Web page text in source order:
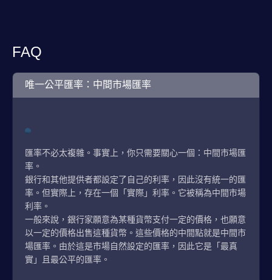
FAQ
唯一公平匯率：中間市場匯率
匯率不必太複雜。事實上，你只需要關心一個：中間市場匯
率。
銀行和其他提供者都設定了自己的利率，因此沒有統一的匯
率。但實際上，存在一個「實際」利率。它被稱為中間市場
利率。
一般來說，銀行家願意為某種貨幣支付一定的價格，也願意
以一定的價格出售這種貨幣。這些價格的中間點就是中間市
場匯率。由於這是市場自然設定的匯率，因此它是「最真
實」且最公平的匯率。